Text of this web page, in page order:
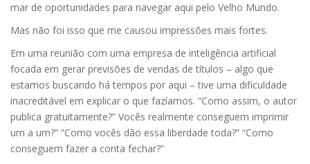
mar de oportunidades para navegar aqui pelo Velho Mundo.
Mas não foi isso que me causou impressões mais fortes.
Em uma reunião com uma empresa de inteligência artificial
focada em gerar previsões de vendas de títulos – algo que
estamos buscando há tempos por aqui – tive uma dificuldade
inacreditável em explicar o que fazíamos. “Como assim, o autor
publica gratuitamente?” Vocês realmente conseguem imprimir
um a um?” “Como vocês dão essa liberdade toda?” “Como
conseguem fazer a conta fechar?”